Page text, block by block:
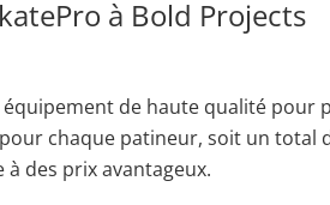
à Bold Projects
de haute qualité
chaque patineur, soit un total
des prix avantageux.